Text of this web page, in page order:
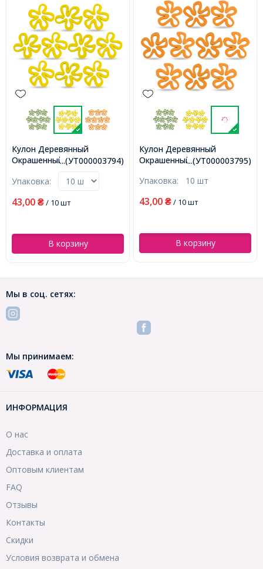
...(УТ000003794)
Кулон Деревянный
Окрашенный, Цветок,
44х44х2.5мм,
Упаковка:
43,00 ₴/ 10 шт
В корзину
...(УТ000003795)
Кулон Деревянный
Окрашенный, Цветок,
(УТ000003795)
Упаковка: 10 шт
43,00 ₴/ 10 шт
В корзину
Мы в соц. сетях:
Мы принимаем:
ИНФОРМАЦИЯ
О нас
Доставка и оплата
Оптовым клиентам
FAQ
Отзывы
Контакты
Скидки
Условия возврата и обмена